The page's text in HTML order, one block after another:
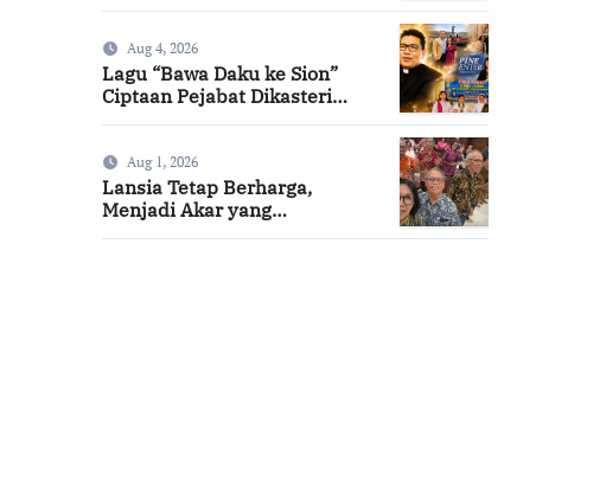
Aug 4, 2026
Lagu “Bawa Daku ke Sion”
Ciptaan Pejabat Dikasteri
Aug 1, 2026
Lansia Tetap Berharga,
Menjadi Akar yang